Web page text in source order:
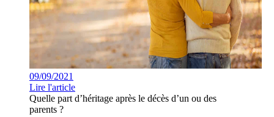
09/09/2021
Lire l'article
Quelle part d’héritage après le décès d’un ou des
parents ?